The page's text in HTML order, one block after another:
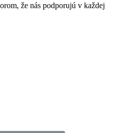
že nás podporujú v každej